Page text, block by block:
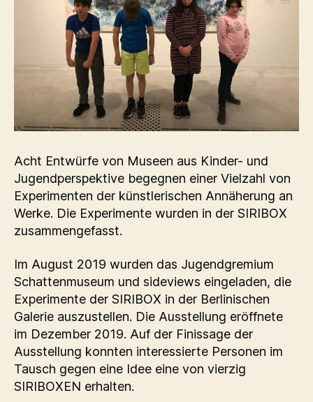
Acht Entwürfe von Museen aus Kinder- und
Jugendperspektive begegnen einer Vielzahl von
Experimenten der künstlerischen Annäherung an
Werke. Die Experimente wurden in der SIRIBOX
zusammengefasst.
Im August 2019 wurden das Jugendgremium
Schattenmuseum und sideviews eingeladen, die
Experimente der SIRIBOX in der Berlinischen
Galerie auszustellen. Die Ausstellung eröffnete
im Dezember 2019. Auf der Finissage der
Ausstellung konnten interessierte Personen im
Tausch gegen eine Idee eine von vierzig
SIRIBOXEN erhalten.